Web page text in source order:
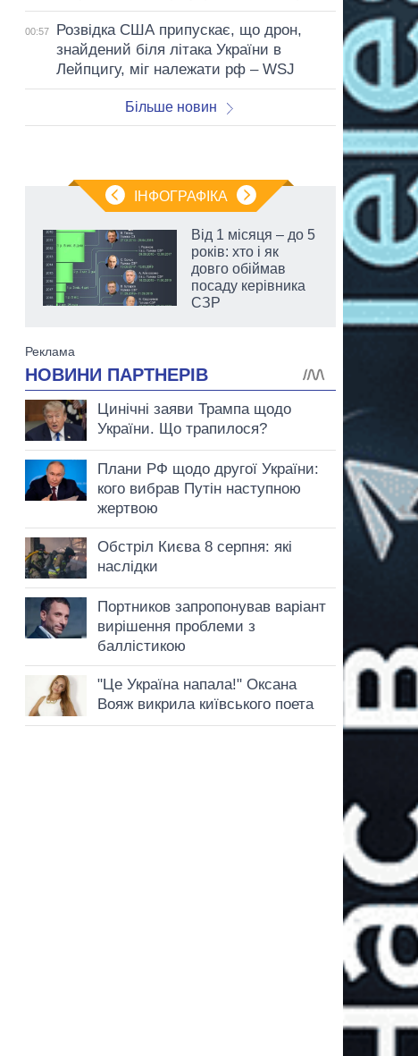
00:57
Розвідка США припускає, що дрон,
знайдений біля літака України в
Лейпцигу, міг належати рф – WSJ
Більше новин
ІНФОГРАФІКА
Від 1 місяця – до 5
років: хто і як
довго обіймав
посаду керівника
СЗР